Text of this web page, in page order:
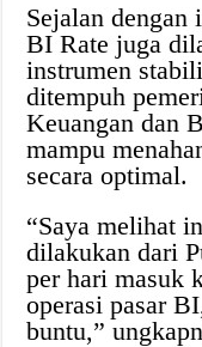
Sejalan
BI Rate juga
instrumen
ditempuh
Keuangan dan
mampu
secara optimal.
“Saya melihat
dilakukan dari
per hari masuk
operasi pasar
buntu,”